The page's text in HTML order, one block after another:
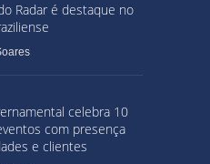
Radar é destaque no
celebra 10
com presença
e clientes